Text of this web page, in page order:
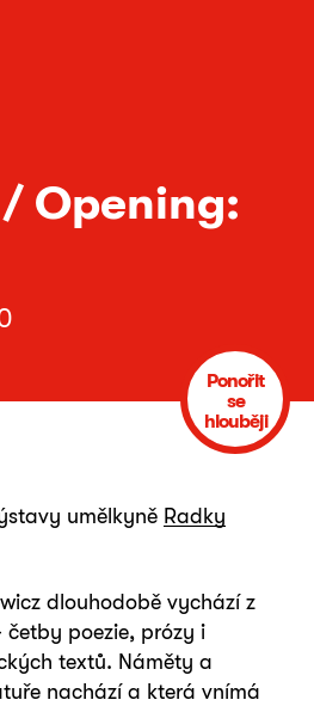
Opening:
Ponořit
se
hlouběji
umělkyně Radky
dlouhodobě vychází z
poezie, prózy i
textů. Náměty a
nachází a která vnímá